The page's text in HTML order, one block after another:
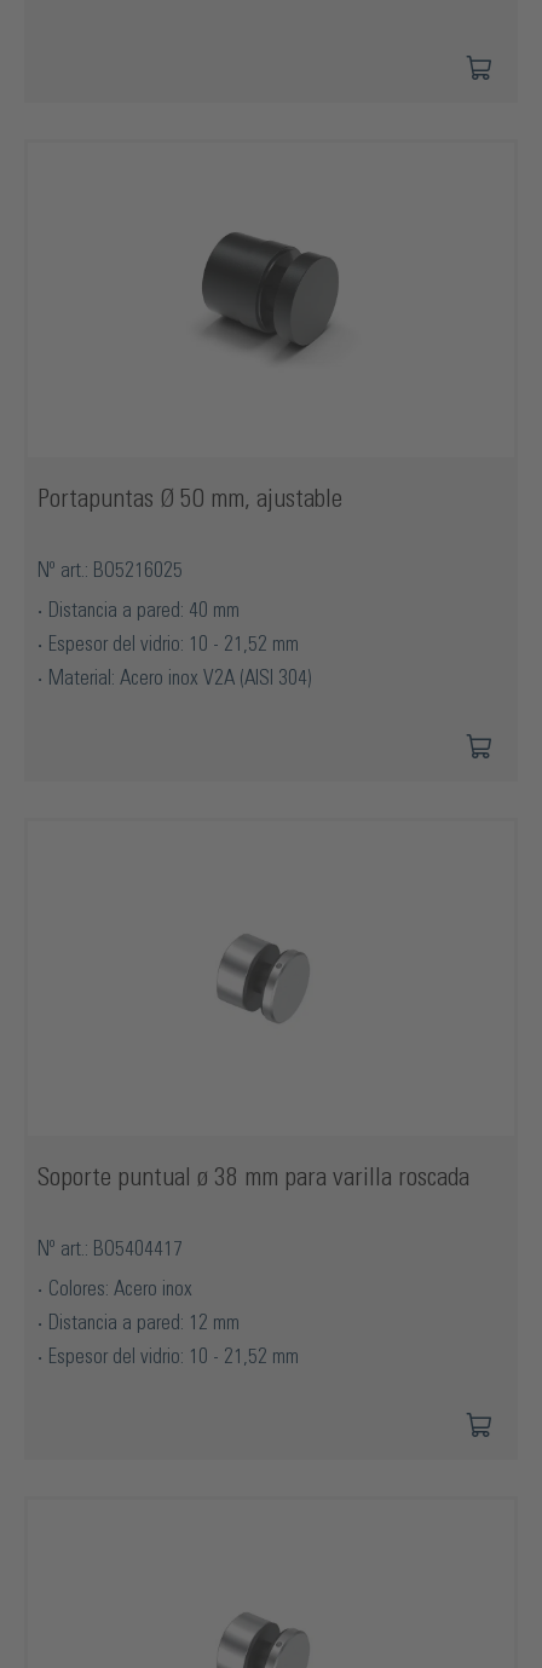
Portapuntas Ø 50 mm, ajustable
Nº art.: BO5216025
Distancia a pared: 40 mm
Espesor del vidrio: 10 - 21,52 mm
Material: Acero inox V2A (AISI 304)
Soporte puntual ø 38 mm para varilla roscada
Nº art.: BO5404417
Colores: Acero inox
Distancia a pared: 12 mm
Espesor del vidrio: 10 - 21,52 mm